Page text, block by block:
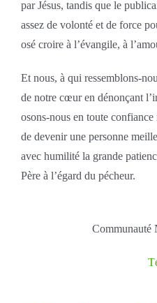
par Jésus, tandis que le
assez de volonté et de force
osé croire à l’évangile, à
Et nous, à qui ressemblons-
de notre cœur en dénonçant
osons-nous en toute confiance
de devenir une personne
avec humilité la grande
Père à l’égard du pécheur.
Communauté